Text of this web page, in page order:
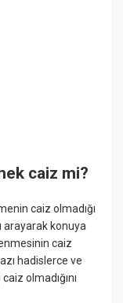
caiz mi?
caiz olmadığı
arayarak konuya
caiz
hadislerce ve
olmadığını